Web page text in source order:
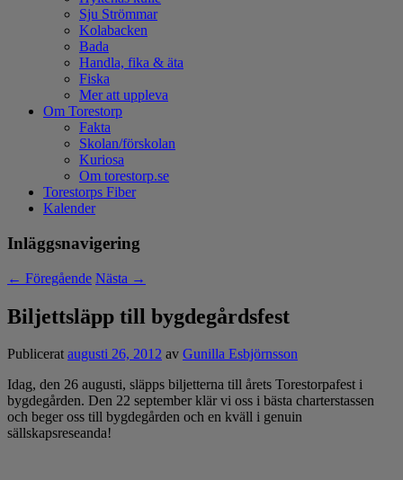
Sju Strömmar
Kolabacken
Bada
Handla, fika & äta
Fiska
Mer att uppleva
Om Torestorp
Fakta
Skolan/förskolan
Kuriosa
Om torestorp.se
Torestorps Fiber
Kalender
Inläggsnavigering
← Föregående Nästa →
Biljettsläpp till bygdegårdsfest
Publicerataugusti 26, 2012 av Gunilla Esbjörnsson
Idag, den 26 augusti, släpps biljetterna till årets Torestorpafest i
bygdegården. Den 22 september klär vi oss i bästa charterstassen
och beger oss till bygdegården och en kväll i genuin
sällskapsreseanda!